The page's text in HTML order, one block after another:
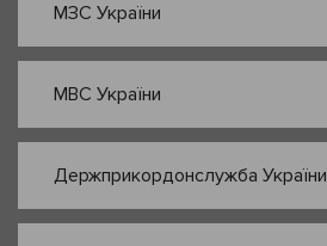
МЗС України
МВС України
Держприкордонслужба України